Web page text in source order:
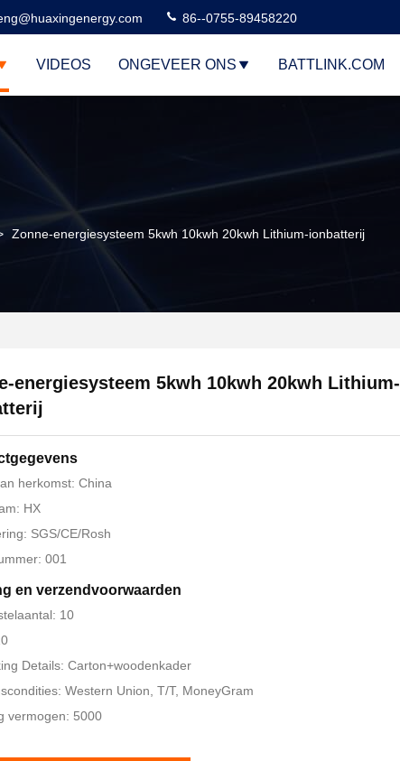
86--0755-89458220
VIDEOS ONGEVEER ONS BATTLINK.COM
Zonne-energiesysteem 5kwh 10kwh 20kwh Lithium-ionbatterij
energiesysteem 5kwh 10kwh 20kwh Lithium-
herkomst: China
HX
SGS/CE/Rosh
001
en verzendvoorwaarden
10
Details: Carton+woodenkader
Western Union, T/T, MoneyGram
vermogen: 5000